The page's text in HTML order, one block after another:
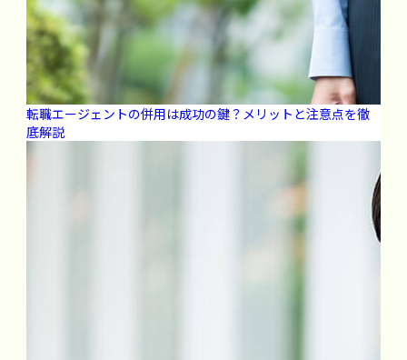
転職エージェントの併用は成功の鍵？メリットと注意点を徹
底解説